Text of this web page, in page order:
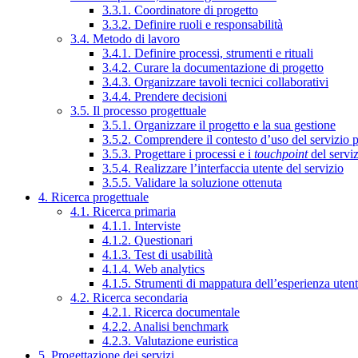
3.3.1. Coordinatore di progetto
3.3.2. Definire ruoli e responsabilità
3.4. Metodo di lavoro
3.4.1. Definire processi, strumenti e rituali
3.4.2. Curare la documentazione di progetto
3.4.3. Organizzare tavoli tecnici collaborativi
3.4.4. Prendere decisioni
3.5. Il processo progettuale
3.5.1. Organizzare il progetto e la sua gestione
3.5.2. Comprendere il contesto d’uso del servizio
3.5.3. Progettare i processi e i touchpointdel
3.5.4. Realizzare l’interfaccia utente del servizio
3.5.5. Validare la soluzione ottenuta
4. Ricerca progettuale
4.1. Ricerca primaria
4.1.1. Interviste
4.1.2. Questionari
4.1.3. Test di usabilità
4.1.4. Web analytics
4.1.5. Strumenti di mappatura dell’esperienza
4.2. Ricerca secondaria
4.2.1. Ricerca documentale
4.2.2. Analisi benchmark
4.2.3. Valutazione euristica
5. Progettazione dei servizi